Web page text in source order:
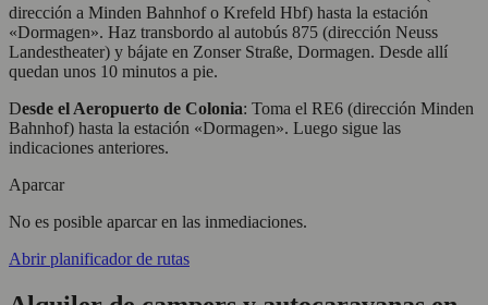
dirección a Minden Bahnhofo Krefeld Hbf) hasta la estación
«Dormagen». Haz transbordo al autobús 875 (dirección Neuss
Landestheater) y bájate en Zonser Straße, Dormagen. Desde allí
quedan unos 10 minutos a pie.
Desde el Aeropuerto de Colonia: Toma el RE6 (dirección Minden
Bahnhof) hasta la estación «Dormagen». Luego sigue las
indicaciones anteriores.
Aparcar
No es posible aparcar en las inmediaciones.
Abrir planificador de rutas